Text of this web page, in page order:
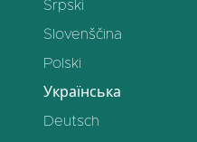
Srpski
Slovenščina
Polski
Українська
Deutsch